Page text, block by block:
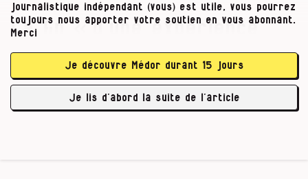
La fin « d’une expérience
violente » ?
Il y a quelques mois, Charles-Antoine Sibille a
lancé à tous …
journalistique indépendant (vous) est utile, vous pourrez
toujours nous apporter votre soutien en vous abonnant.
Merci
Je découvre Médor durant 15 jours
Je lis d’abord la suite de l’article